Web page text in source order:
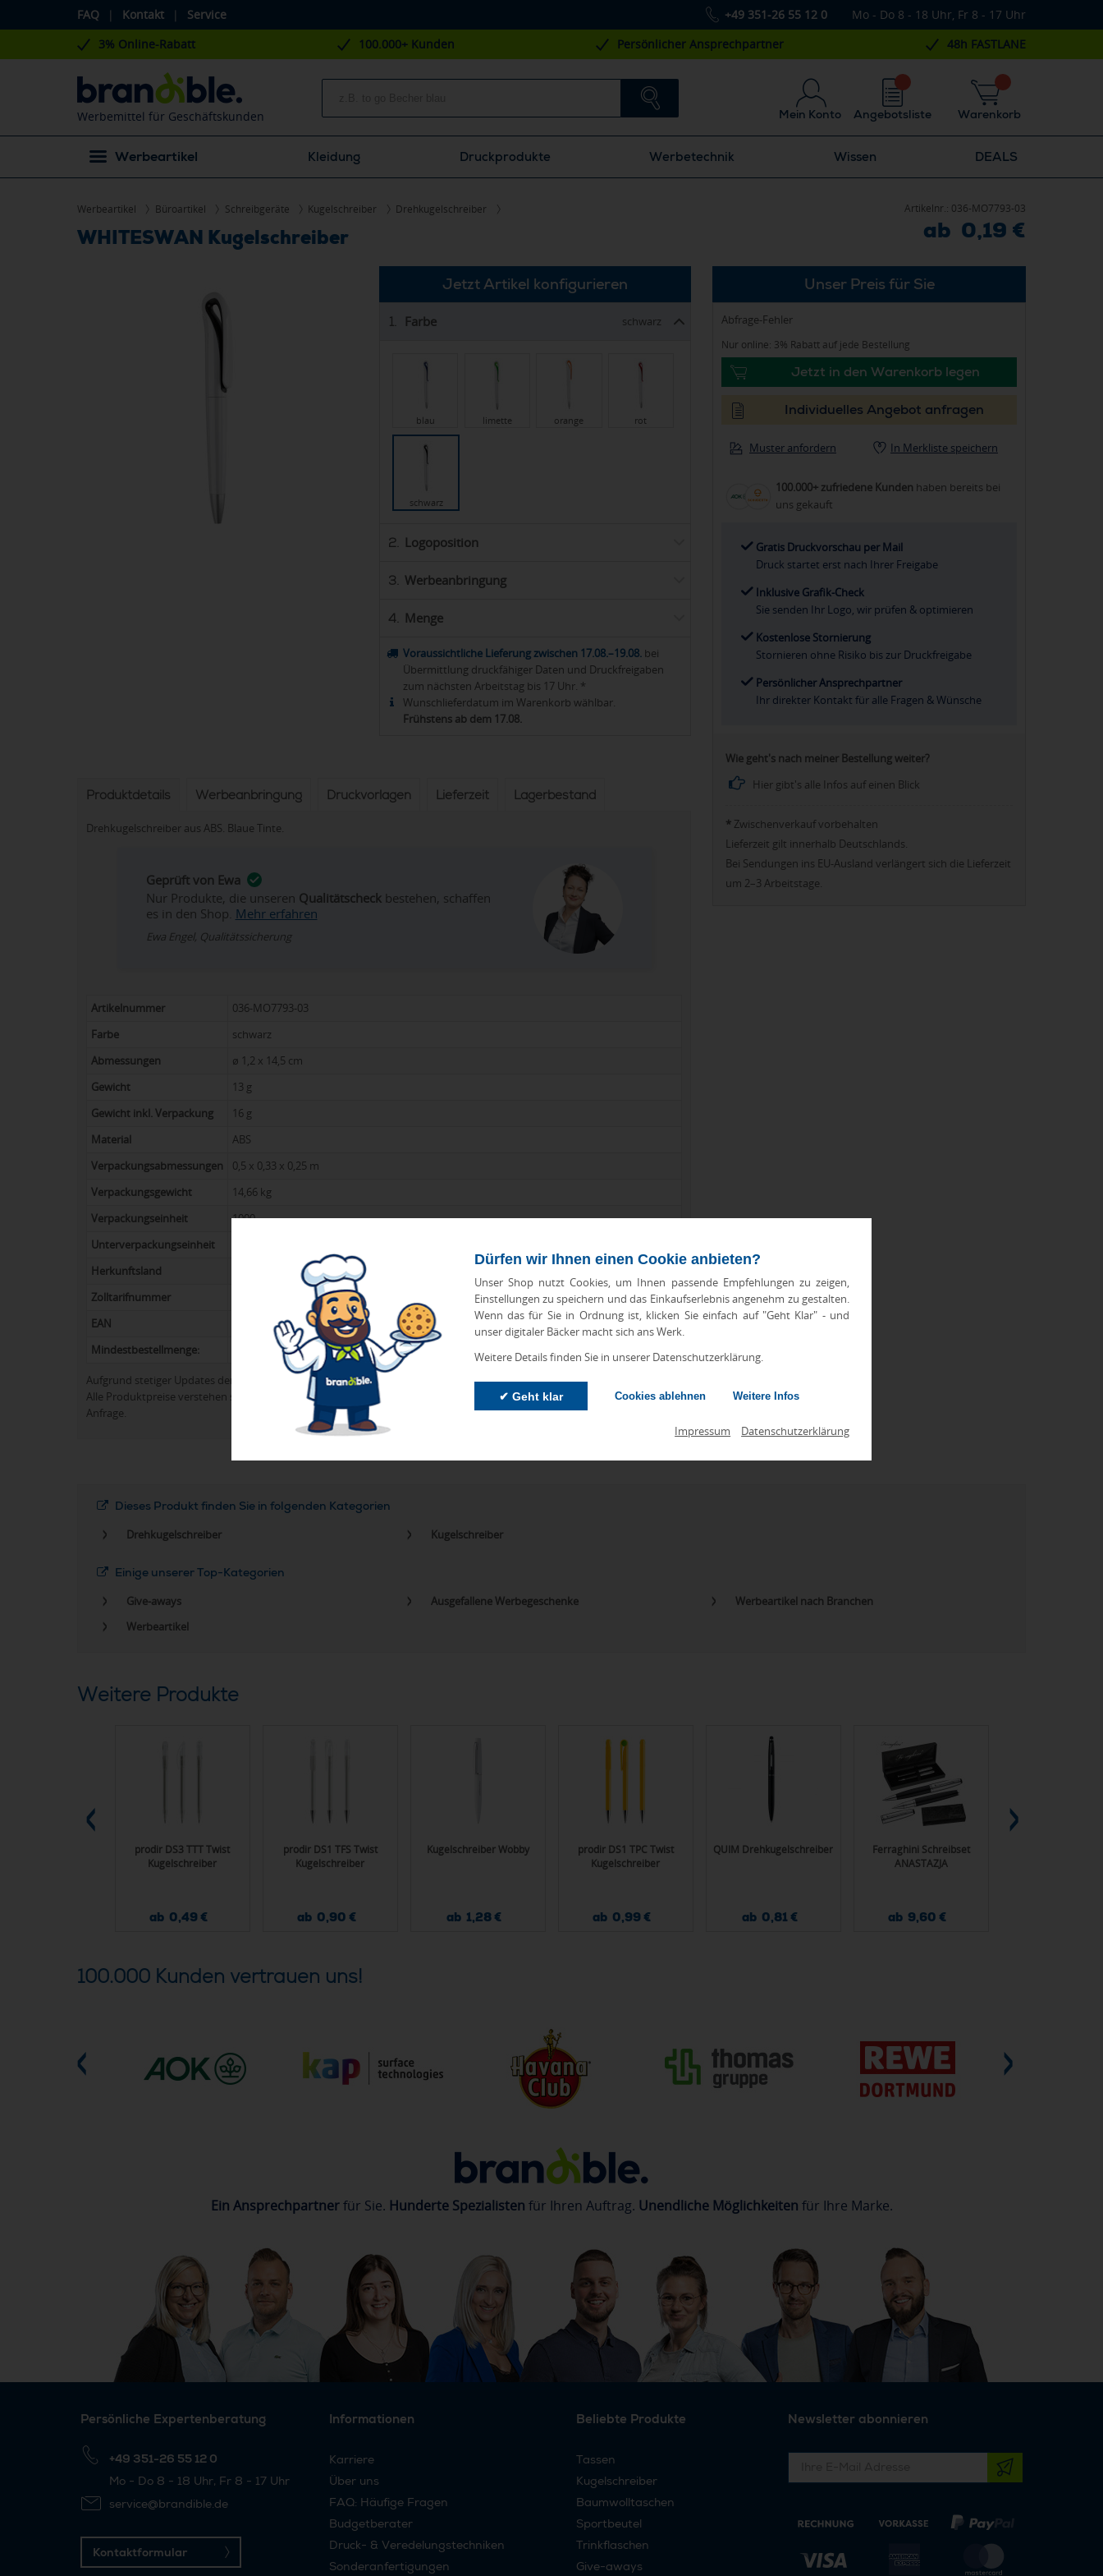
FAQ | Kontakt | Service +49 351-26 55 12 0 Mo - Do 8 - 18 Uhr, Fr 8 - 17 Uhr
Dürfen wir Ihnen einen Cookie anbieten?
Unser Shop nutzt Cookies, um Ihnen passende Empfehlungen zu zeigen,
Einstellungen zu speichern und das Einkaufserlebnis angenehm zu gestalten.
Wenn das für Sie in Ordnung ist, klicken Sie einfach auf "Geht Klar" - und
unser digitaler Bäcker macht sich ans Werk.
Weitere Details finden Sie in unserer Datenschutzerklärung.
✔ Geht klar Cookies ablehnen Weitere Infos
Impressum Datenschutzerklärung
3% Online-Rabatt 100.000+ Kunden Persönlicher Ansprechpartner 48h FASTLANE
Werbemittel für Geschäftskunden Mein Konto Warenkorb
Angebotsliste
Werbeartikel Kleidung Druckprodukte Werbetechnik Wissen DEALS
Werbeartikel Büroartikel Schreibgeräte Kugelschreiber Drehkugelschreiber
WHITESWAN Kugelschreiber
Artikelnr.: 036-MO7793-03
ab 0,19 €
Jetzt Artikel konfigurieren
1. Farbe schwarz
blau limette orange rot
schwarz
2. Logoposition
3. Werbeanbringung
4. Menge
Voraussichtliche Lieferung zwischen 17.08.–19.08. bei
Übermittlung druckfähiger Daten und Druckfreigaben
zum nächsten Arbeitstag bis 17 Uhr. *
Wunschlieferdatum im Warenkorb wählbar.
Frühstens ab dem 17.08.
Produktdetails Werbeanbringung Druckvorlagen Lieferzeit Lagerbestand
Drehkugelschreiber aus ABS. Blaue Tinte.
Geprüft von Ewa
Nur Produkte, die unseren Qualitätscheck bestehen, schaffen
es in den Shop. Mehr erfahren
Ewa Engel, Qualitätssicherung
Artikelnummer
036-MO7793-03
Farbe
schwarz
Abmessungen
ø 1,2 x 14,5 cm
Gewicht
13 g
Gewicht inkl. Verpackung
16 g
Material
ABS
Verpackungsabmessungen
0,5 x 0,33 x 0,25 m
Verpackungsgewicht
14,66 kg
Verpackungseinheit
1000
Unterverpackungseinheit
Herkunftsland
Zolltarifnummer
EAN
8719941019454
Mindestbestellmenge:
Aufgrund stetiger Updates der Produktpalette kann es zu Abweichungen bei Preisen und Produktinformationen kommen.
Alle Produktpreise verstehen sich in der Regel ohne Werbeanbringungskosten. Preise für Direktimport erhalten Sie auf
Anfrage.
Unser Preis für Sie
Abfrage-Fehler
Nur online: 3% Rabatt auf jede Bestellung
Jetzt in den Warenkorb legen
Individuelles Angebot anfragen
Muster anfordern In Merkliste speichern
100.000+ zufriedene Kunden haben bereits bei
uns gekauft
Gratis Druckvorschau per Mail
Druck startet erst nach Ihrer Freigabe
Inklusive Grafik-Check
Sie senden Ihr Logo, wir prüfen & optimieren
Kostenlose Stornierung
Stornieren ohne Risiko bis zur Druckfreigabe
Persönlicher Ansprechpartner
Ihr direkter Kontakt für alle Fragen & Wünsche
Wie geht's nach meiner Bestellung weiter?
Hier gibt's alle Infos auf einen Blick
* Zwischenverkauf vorbehalten
Lieferzeit gilt innerhalb Deutschlands.
Bei Sendungen ins EU-Ausland verlängert sich die Lieferzeit
um 2–3 Arbeitstage.
Dieses Produkt finden Sie in folgenden Kategorien
Drehkugelschreiber
Kugelschreiber
Einige unserer Top-Kategorien
Give-aways
Ausgefallene Werbegeschenke
Werbeartikel nach Branchen
Werbeartikel
Weitere Produkte
prodir DS3 TTT Twist
Kugelschreiber
ab 0,49 €
prodir DS1 TFS Twist
Kugelschreiber
ab 0,90 €
Kugelschreiber Wobby
ab 1,28 €
prodir DS1 TPC Twist
Kugelschreiber
ab 0,99 €
QUIM Drehkugelschreiber
ab 0,81 €
Ferraghini Schreibset
ANASTAZJA
ab 9,60 €
100.000 Kunden vertrauen uns!
Ein Ansprechpartnerfür Sie. Hunderte Spezialisten für Ihren Auftrag. Unendliche Möglichkeiten für Ihre Marke.
Persönliche Expertenberatung
+49 351-26 55 12 0
Mo - Do 8 - 18 Uhr, Fr 8 - 17 Uhr
service@brandible.de
Kontaktformular
Informationen
Karriere
Über uns
FAQ: Häufige Fragen
Budgetberater
Druck- & Veredelungstechniken
Sonderanfertigungen
Beliebte Produkte
Tassen
Kugelschreiber
Baumwolltaschen
Sportbeutel
Trinkflaschen
Give-aways
Newsletter abonnieren